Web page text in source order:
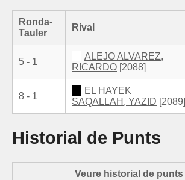
Ronda-
Tauler
Rival
5 - 1
ALEJO ALVAREZ,
RICARDO [2088]
8 - 1
EL HAYEK
SAQALLAH, YAZID [2089]
Historial de Punts
Veure historial de punts